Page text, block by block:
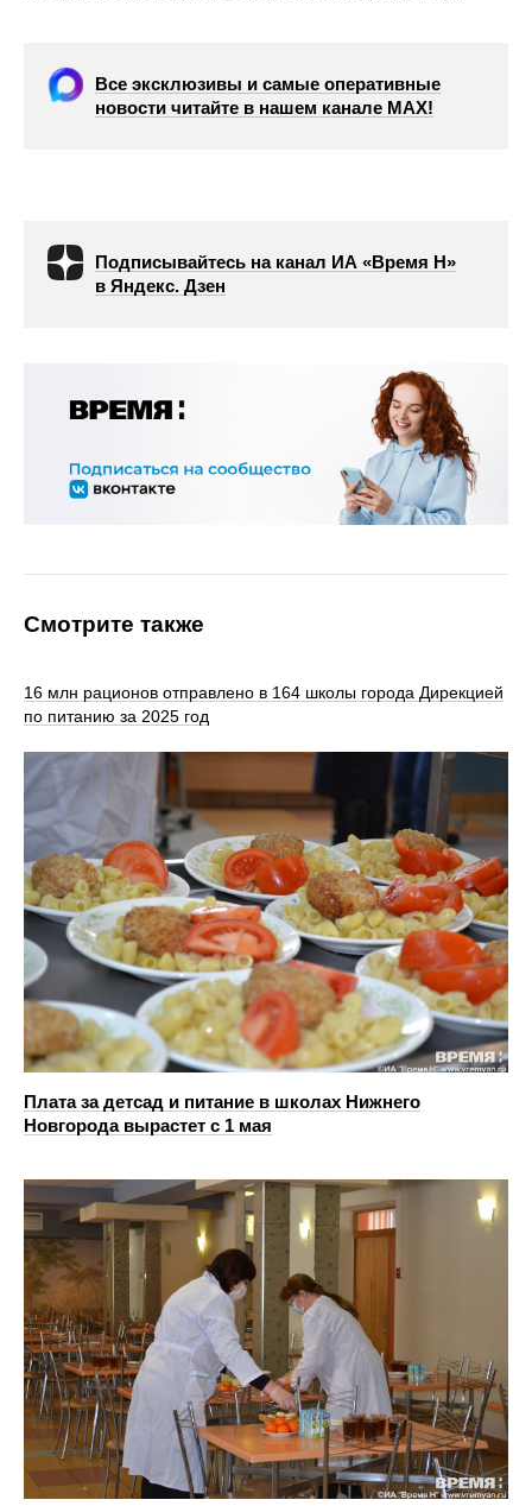
Все эксклюзивы и самые оперативные
новости читайте в нашем канале МАХ!
Подписывайтесь на канал ИА «Время Н»
в Яндекс. Дзен
Смотрите также
16 млн рационов отправлено в 164 школы города Дирекцией
по питанию за 2025 год
Плата за детсад и питание в школах Нижнего
Новгорода вырастет с 1 мая